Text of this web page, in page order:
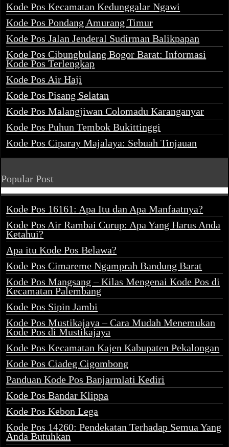
Kode Pos Kecamatan Kedunggalar Ngawi
Kode Pos Pondang Amurang Timur
Kode Pos Jalan Jenderal Sudirman Balikpapan
Kode Pos Cibungbulang Bogor Barat: Informasi
Kode Pos Terlengkap
Kode Pos Air Haji
Kode Pos Pisang Selatan
Kode Pos Malangjiwan Colomadu Karanganyar
Kode Pos Puhun Tembok Bukittinggi
Kode Pos Ciparay Majalaya: Sebuah Tinjauan
Popular Post
Kode Pos 16161: Apa Itu dan Apa Manfaatnya?
Kode Pos Air Rambai Curup: Apa Yang Harus Anda
Ketahui?
Apa itu Kode Pos Belawa?
Kode Pos Cimareme Ngamprah Bandung Barat
Kode Pos Mangsang – Kilas Mengenai Kode Pos di
Kecamatan Palembang
Kode Pos Sipin Jambi
Kode Pos Mustikajaya – Cara Mudah Menemukan
Kode Pos di Mustikajaya
Kode Pos Kecamatan Kajen Kabupaten Pekalongan
Kode Pos Ciadeg Cigombong
Panduan Kode Pos Banjarmlati Kediri
Kode Pos Bandar Klippa
Kode Pos Kebon Lega
Kode Pos 14260: Pendekatan Terhadap Semua Yang
Anda Butuhkan